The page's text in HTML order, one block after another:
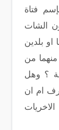
فتاة
الشات
بلدين
من
؟ وهل
ام ان